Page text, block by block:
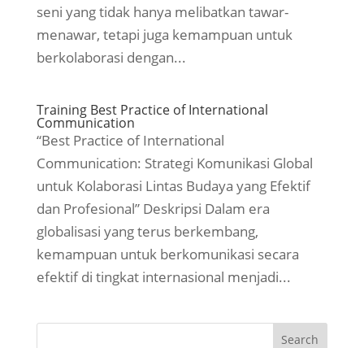
seni yang tidak hanya melibatkan tawar-
menawar, tetapi juga kemampuan untuk
berkolaborasi dengan...
Training Best Practice of International
Communication
“Best Practice of International
Communication: Strategi Komunikasi Global
untuk Kolaborasi Lintas Budaya yang Efektif
dan Profesional” Deskripsi Dalam era
globalisasi yang terus berkembang,
kemampuan untuk berkomunikasi secara
efektif di tingkat internasional menjadi...
Search